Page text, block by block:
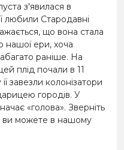
з'явилася в
любили Стародавні
що вона стала
нашої ери, хоча
раніше. На
плід почали в 11
завезли колонізатори
городів. У
«голова». Зверніть
ви можете в нашому